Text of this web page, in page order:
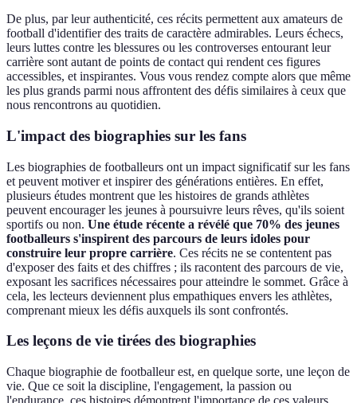
De plus, par leur authenticité, ces récits permettent aux amateurs de
football d'identifier des traits de caractère admirables. Leurs échecs,
leurs luttes contre les blessures ou les controverses entourant leur
carrière sont autant de points de contact qui rendent ces figures
accessibles, et inspirantes. Vous vous rendez compte alors que même
les plus grands parmi nous affrontent des défis similaires à ceux que
nous rencontrons au quotidien.
L'impact des biographies sur les fans
Les biographies de footballeurs ont un impact significatif sur les fans
et peuvent motiver et inspirer des générations entières. En effet,
plusieurs études montrent que les histoires de grands athlètes
peuvent encourager les jeunes à poursuivre leurs rêves, qu'ils soient
sportifs ou non. Une étude récente a révélé que 70% des jeunes
footballeurs s'inspirent des parcours de leurs idoles pour
construire leur propre carrière. Ces récits ne se contentent pas
d'exposer des faits et des chiffres ; ils racontent des parcours de vie,
exposant les sacrifices nécessaires pour atteindre le sommet. Grâce à
cela, les lecteurs deviennent plus empathiques envers les athlètes,
comprenant mieux les défis auxquels ils sont confrontés.
Les leçons de vie tirées des biographies
Chaque biographie de footballeur est, en quelque sorte, une leçon de
vie. Que ce soit la discipline, l'engagement, la passion ou